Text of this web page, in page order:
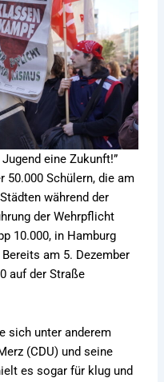
eine Zukunft!”
50.000 Schülern, die am
während der
der Wehrpflicht
10.000, in Hamburg
am 5. Dezember
auf der Straße
sich unter anderem
(CDU) und seine
es sogar für klug und